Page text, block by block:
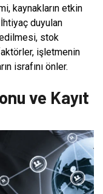
kaynakların etkin
duyulan
stok
işletmenin
israfını önler.
ve Kayıt